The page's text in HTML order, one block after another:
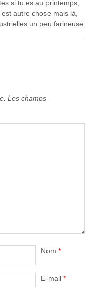
si tu es au printemps,
autre chose mais là,
un peu farineuse
Les champs
Nom *
E-mail *